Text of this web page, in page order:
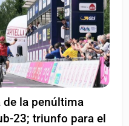
de la penúltima
23; triunfo para el